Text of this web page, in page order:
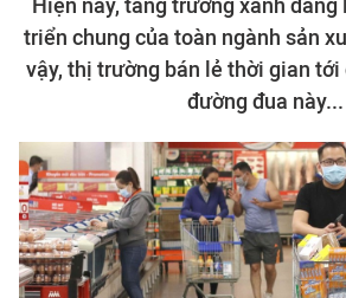
Hiện nay, tăng trưởng xanh
triển chung của toàn ngành sản
vậy, thị trường bán lẻ thời gian tới
đường đua này...